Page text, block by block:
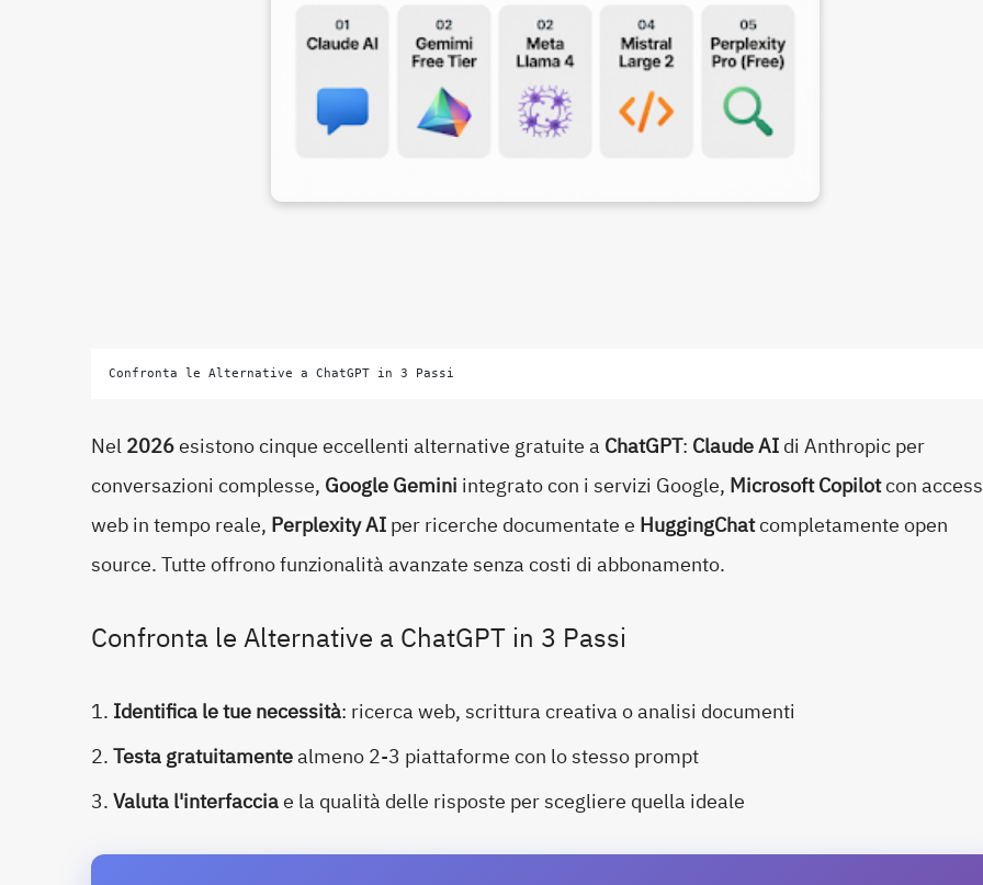
Confronta le Alternative a ChatGPT in 3 Passi
Nel2026esistono cinque eccellenti alternative gratuite a ChatGPT: Claude AIdi Anthropic per
conversazioni complesse, Google Gemini integrato con i servizi Google, Microsoft Copilotcon
web in tempo reale, Perplexity AIper ricerche documentate e HuggingChatcompletamente open
source. Tutte offrono funzionalità avanzate senza costi di abbonamento.
Confronta le Alternative a ChatGPT in 3 Passi
Identifica le tue necessità: ricerca web, scrittura creativa o analisi documenti
Testa gratuitamentealmeno 2-3 piattaforme con lo stesso prompt
Valuta l'interfacciae la qualità delle risposte per scegliere quella ideale